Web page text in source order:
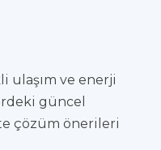
ulaşım ve enerji
güncel
çözüm önerileri